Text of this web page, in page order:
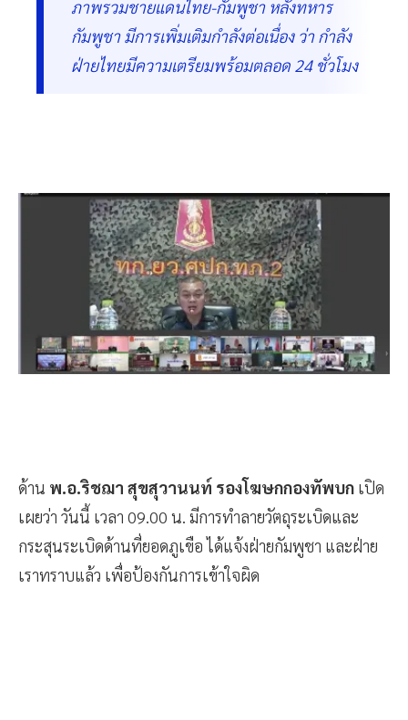
ภาพรวมชายแดนไทย-กัมพูชา หลังทหาร
กัมพูชา มีการเพิ่มเติมกำลังต่อเนื่อง ว่า กำลัง
ฝ่ายไทยมีความเตรียมพร้อมตลอด 24 ชั่วโมง
ด้าน พ.อ.ริชฌา สุขสุวานนท์ รองโฆษกกองทัพบก เปิด
เผยว่า วันนี้ เวลา 09.00 น. มีการทำลายวัตถุระเบิดและ
กระสุนระเบิดด้านที่ยอดภูเขือ ได้แจ้งฝ่ายกัมพูชา และฝ่าย
เราทราบแล้ว เพื่อป้องกันการเข้าใจผิด